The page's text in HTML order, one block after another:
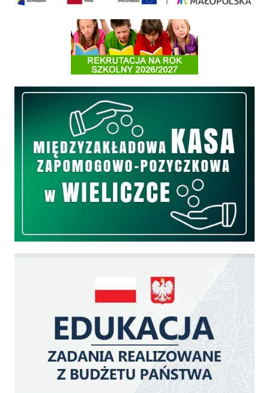
Informacja o terminach rekrutacji na rok szkolny 2026/2027
Międzyzakładowa Kasa Zapomogowo - Pożyczkowa